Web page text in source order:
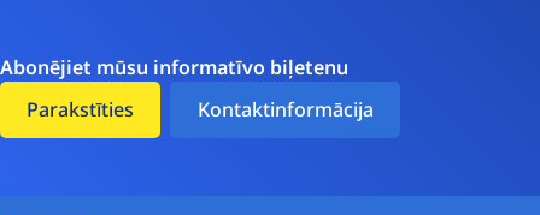
Abonējiet mūsu informatīvo biļetenu
Parakstīties
Kontaktinformācija